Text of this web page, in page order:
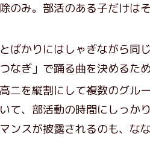
のみ。部活のある子だけは
ばかりにはしゃぎながら同
なぎ」で踊る曲を決めるため
二を縦割にして複数のグル
て、部活動の時間にしっか
ンスが披露されるのも、な